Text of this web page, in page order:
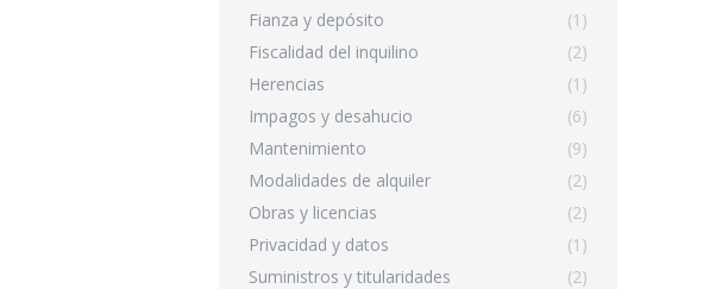
Fianza y depósito
(1)
Fiscalidad del inquilino
(2)
Herencias
(1)
Impagos y desahucio
(6)
Mantenimiento
(9)
Modalidades de alquiler
(2)
Obras y licencias
(2)
Privacidad y datos
(1)
Suministros y titularidades
(2)